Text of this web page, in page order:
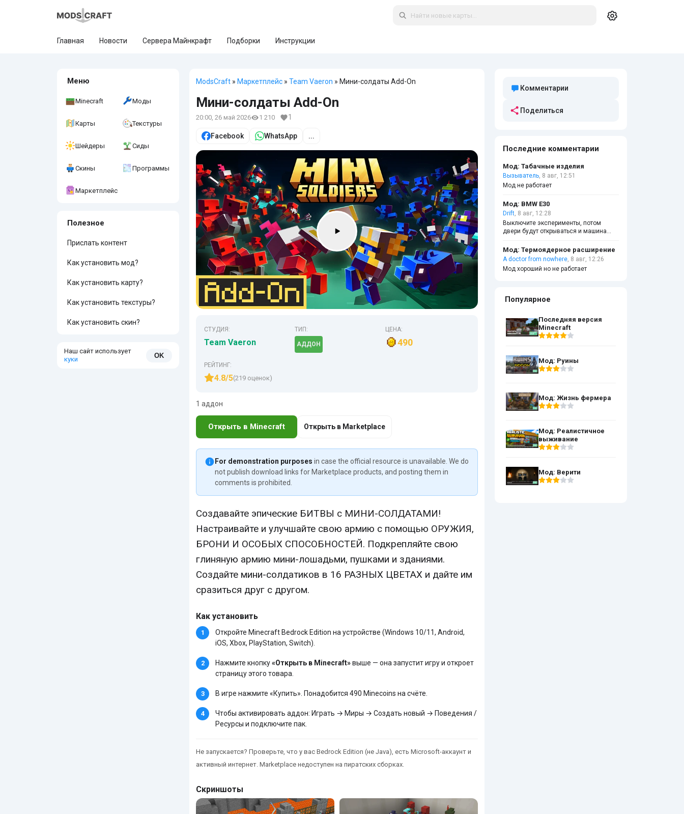
Главная Новости Сервера Майнкрафт Подборки Инструкции
Меню
Minecraft Моды
Карты Текстуры
Шейдеры Сиды
Скины Программы
Маркетплейс
Полезное
Прислать контент
Как установить мод?
Как установить карту?
Как установить текстуры?
Как установить скин?
Наш сайт использует
куки
OK
ModsCraft » Маркетплейс » Team Vaeron » Мини-солдаты Add-On
Мини-солдаты Add-On
20:00, 26 май 2026 1 210 1
Facebook WhatsApp ...
СТУДИЯ:
Team Vaeron
ТИП:
АДДОН
ЦЕНА:
490
РЕЙТИНГ:
4.8/5(219 оценок)
1 аддон
Открыть в Minecraft Открыть в Marketplace
For demonstration purposes in case the official resource is unavailable. We do
not publish download links for Marketplace products, and posting them in
comments is prohibited.
Создавайте эпические БИТВЫ с МИНИ-СОЛДАТАМИ!
Настраивайте и улучшайте свою армию с помощью ОРУЖИЯ,
БРОНИ И ОСОБЫХ СПОСОБНОСТЕЙ. Подкрепляйте свою
глиняную армию мини-лошадьми, пушками и зданиями.
Создайте мини-солдатиков в 16 РАЗНЫХ ЦВЕТАХ и дайте им
сразиться друг с другом.
Как установить
Откройте Minecraft Bedrock Edition на устройстве (Windows 10/11, Android,
iOS, Xbox, PlayStation, Switch).
Нажмите кнопку«Открыть в Minecraft»выше — она запустит игру и откроет
страницу этого товара.
В игре нажмите «Купить». Понадобится 490 Minecoins на счёте.
Чтобы активировать аддон: Играть → Миры → Создать новый → Поведения /
Ресурсы и подключите пак.
Не запускается? Проверьте, что у вас Bedrock Edition (не Java), есть Microsoft-аккаунт и
активный интернет. Marketplace недоступен на пиратских сборках.
Скриншоты
Комментарии
Поделиться
Последние комментарии
Мод: Табачные изделия
Вызыватель, 8 авг, 12:51
Мод не работает
Мод: BMW E30
Drift, 8 авг, 12:28
Выключите эксперименты, потом
двери будут открываться и машина
Мод: Термоядерное расширение
A doctor from nowhere, 8 авг, 12:26
Мод хороший но не работает
Популярное
Последняя версия
Minecraft
Мод: Руины
Мод: Жизнь фермера
Мод: Реалистичное
выживание
Мод: Верити